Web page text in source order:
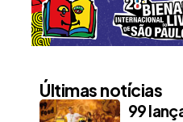
Últimas notícias
99